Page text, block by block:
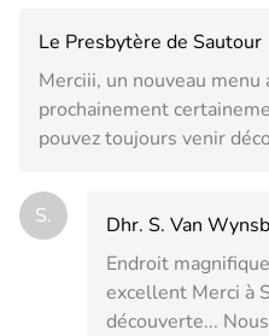
Le Presbytère de Sautour
Merciii, un nouveau menu
prochainement
pouvez toujours venir
S.
Dhr. S. Van
Endroit
excellent Merci à
découverte...